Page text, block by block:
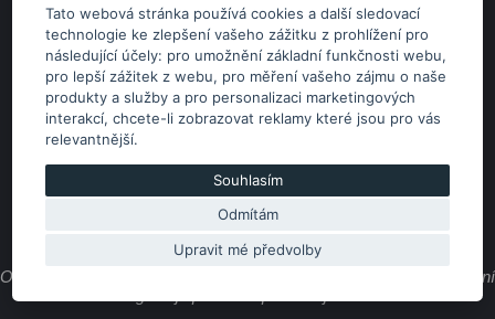
Tato webová stránka používá cookies a další sledovací
technologie ke zlepšení vašeho zážitku z prohlížení pro
následující účely: pro umožnění základní funkčnosti webu,
pro lepší zážitek z webu, pro měření vašeho zájmu o naše
produkty a služby a pro personalizaci marketingových
interakcí,chcete-li zobrazovat reklamy které jsou pro vás
relevantnější.
Souhlasím
Odmítám
Upravit mé předvolby
JAZYK
Kč €
Copyright © 2026 SubaruSTI.cz. Všechna práva vyhrazena.
Obsah stránek je majetkem provozovatele. Kopírování, zveřejňování